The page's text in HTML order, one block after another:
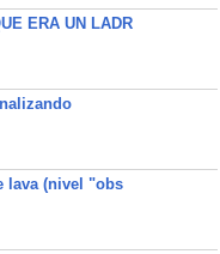
ERA UN LADR
lava (nivel "obs